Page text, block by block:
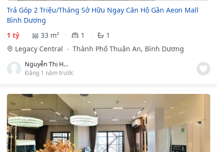
Trả Góp 2 Triệu/Tháng Sở Hữu Ngay Căn Hộ Gần Aeon Mall
Bình Dương
1 tỷ
33 m² 1
1
Legacy Central
Thành Phố Thuận An, Bình Dương
Nguyễn Thị Huệ
Đăng 1 năm trước